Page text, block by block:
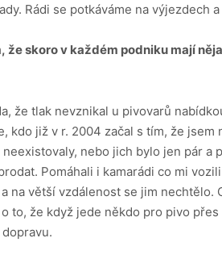
Rádi se potkáváme na výjezdech
skoro v každém podniku mají
že tlak nevznikal u pivovarů
kdo již v r. 2004 začal s tím, že
nebo jich bylo jen pár a
Pomáhali i kamarádi co mi
na větší vzdálenost se jim nechtělo.
to, že když jede někdo pro pivo